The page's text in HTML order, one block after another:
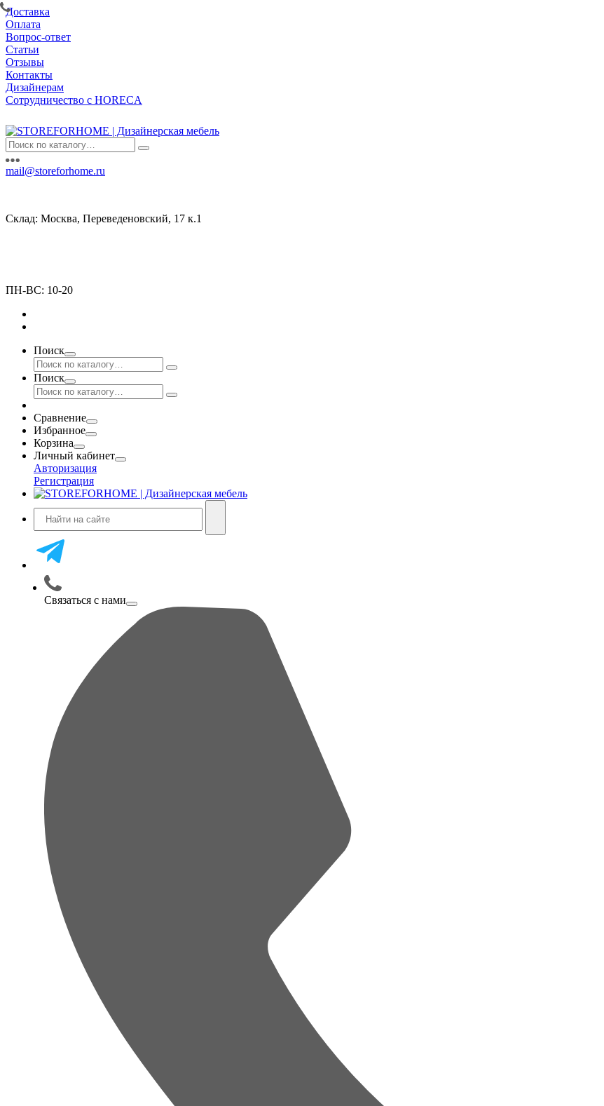
Доставка
Оплата
Вопрос-ответ
Статьи
Отзывы
Контакты
Дизайнерам
Сотрудничество с HORECA
mail@storeforhome.ru
Склад: Москва, Переведеновский, 17 к.1
ПН-ВС: 10-20
Поиск
Поиск
Сравнение
Избранное
Корзина
Личный кабинет
Авторизация
Регистрация
Связаться с нами